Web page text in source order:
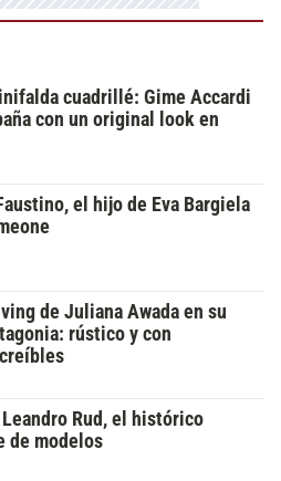
cuadrillé: Gime Accardi
con un original look en
el hijo de Eva Bargiela
de Juliana Awada en su
rústico y con
Rud, el histórico
de modelos